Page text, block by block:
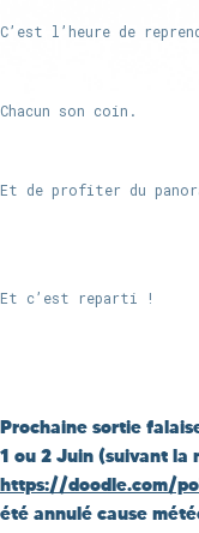
C’est l’heure de
Chacun son coin.
Et de profiter du
Et c’est reparti !
Prochaine sortie
1 ou 2 Juin (suivant la
https://doodle.com/
été annulé cause